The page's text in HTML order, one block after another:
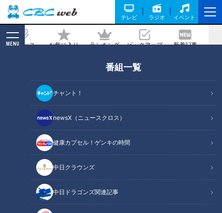
テレビ ラジオ イベント
ニュース お気に入り ランキング ピックアップ 新着記事
MENU
番組一覧
チャント！
newsX（ニュースクロス）
健康カプセル！ゲンキの時間
中日クラウンズ
中日ドラゴンズ関連記事
で楽しめる!
記事に戻る